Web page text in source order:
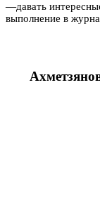
—давать
выполнение в